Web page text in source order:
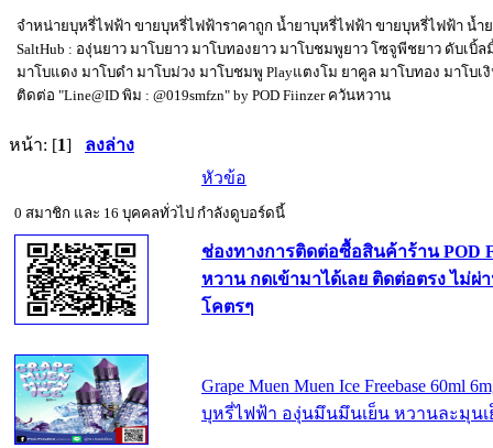
จำหน่ายบุหรี่ไฟฟ้า ขายบุหรี่ไฟฟ้าราคาถูก น้ำยาบุหรี่ไฟฟ้า ขายบุหรี่ไฟฟ้า น้ำย
SaltHub : องุ่นยาว มาโบยาว มาโบทองยาว มาโบชมพูยาว โซจูพีชยาว ดับเ
มาโบแดง มาโบดำ มาโบม่วง มาโบชมพู Playแตงโม ยาคูล มาโบทอง มาโบ
ติดต่อ "Line@ID พิม : @019smfzn" by POD Fiinzer ควันหวาน
หน้า: [1] ลงล่าง
หัวข้อ
0 สมาชิก และ 16 บุคคลทั่วไป กำลังดูบอร์ดนี้
ช่องทางการติดต่อซื้อสินค้าร้าน POD
หวาน กดเข้ามาได้เลย ติดต่อตรง ไม่ผ่
โคตรๆ
Grape Muen Muen Ice Freebase 60ml
บุหรี่ไฟฟ้า องุ่นมึนมึนเย็น หวานละมุนเ